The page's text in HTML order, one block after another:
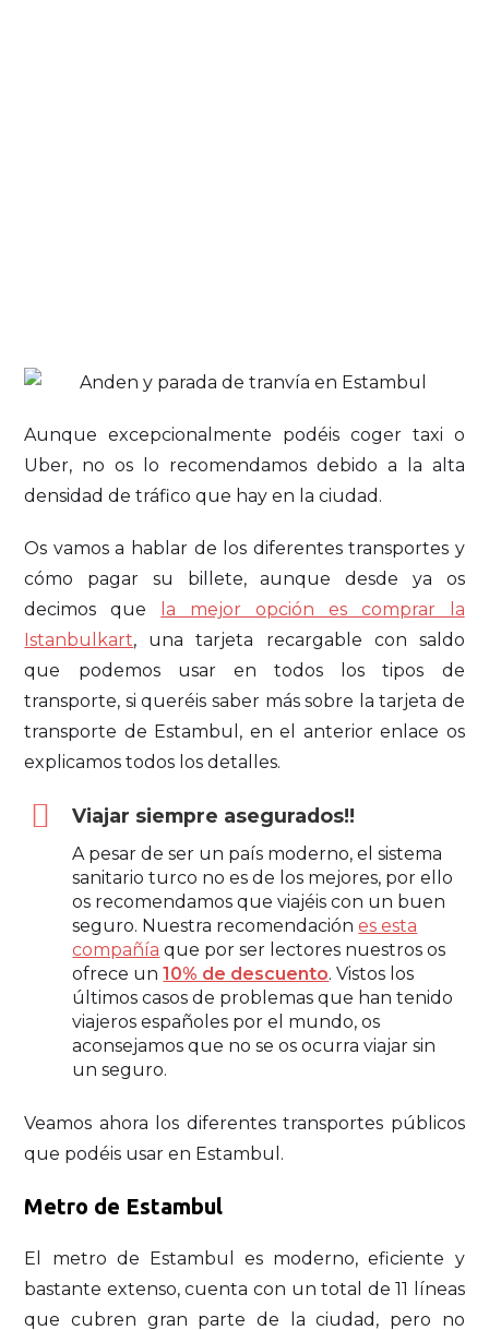
Aunque excepcionalmente podéis coger taxi o
Uber, no os lo recomendamos debido a la alta
densidad de tráfico que hay en la ciudad.
Os vamos a hablar de los diferentes transportes y
cómo pagar su billete, aunque desde ya os
decimos que
la mejor opción es comprar la
Istanbulkart, una tarjeta recargable con saldo
que podemos usar en todos los tipos de
transporte, si queréis saber más sobre la tarjeta de
transporte de Estambul, en el anterior enlace os
explicamos todos los detalles.
Viajar siempre asegurados!!
A pesar de ser un país moderno, el sistema
sanitario turco no es de los mejores, por ello
os recomendamos que viajéis con un buen
seguro. Nuestra recomendaciónes esta
compañía que por ser lectores nuestros os
ofrece un10% de descuento. Vistos los
últimos casos de problemas que han tenido
viajeros españoles por el mundo, os
aconsejamos que no se os ocurra viajar sin
un seguro.
Veamos ahora los diferentes transportes públicos
que podéis usar en Estambul.
Metro de Estambul
El metro de Estambul es moderno, eficiente y
bastante extenso, cuenta con un total de 11 líneas
que cubren gran parte de la ciudad, pero no